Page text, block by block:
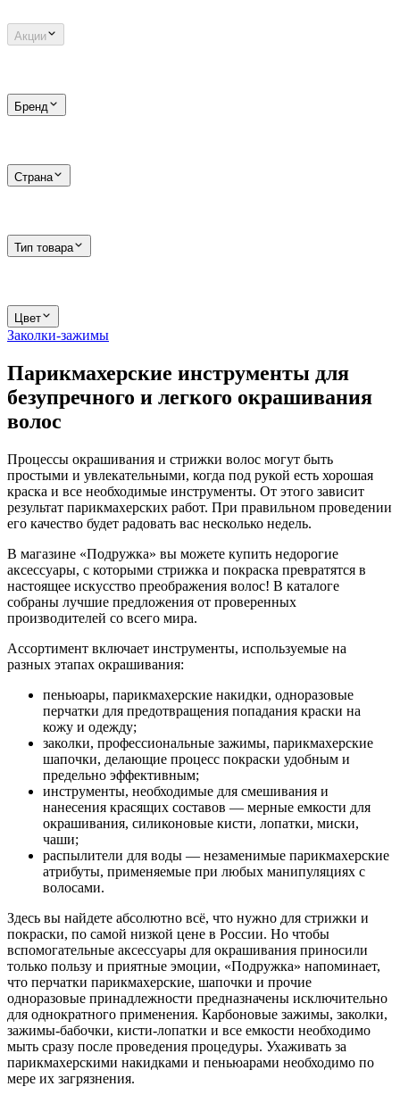
Акции
Бренд
Страна
Тип товара
Цвет
Заколки-зажимы
Парикмахерские инструменты для
безупречного и легкого окрашивания
волос
Процессы окрашивания и стрижки волос могут быть
простыми и увлекательными, когда под рукой есть хорошая
краска и все необходимые инструменты. От этого зависит
результат парикмахерских работ. При правильном проведении
его качество будет радовать вас несколько недель.
В магазине «Подружка» вы можете купить недорогие
аксессуары, с которыми стрижка и покраска превратятся в
настоящее искусство преображения волос! В каталоге
собраны лучшие предложения от проверенных
производителей со всего мира.
Ассортимент включает инструменты, используемые на
разных этапах окрашивания:
пеньюары, парикмахерские накидки, одноразовые
перчатки для предотвращения попадания краски на
кожу и одежду;
заколки, профессиональные зажимы, парикмахерские
шапочки, делающие процесс покраски удобным и
предельно эффективным;
инструменты, необходимые для смешивания и
нанесения красящих составов — мерные емкости для
окрашивания, силиконовые кисти, лопатки, миски,
чаши;
распылители для воды — незаменимые парикмахерские
атрибуты, применяемые при любых манипуляциях с
волосами.
Здесь вы найдете абсолютно всё, что нужно для стрижки и
покраски, по самой низкой цене в России. Но чтобы
вспомогательные аксессуары для окрашивания приносили
только пользу и приятные эмоции, «Подружка» напоминает,
что перчатки парикмахерские, шапочки и прочие
одноразовые принадлежности предназначены исключительно
для однократного применения. Карбоновые зажимы, заколки,
зажимы-бабочки, кисти-лопатки и все емкости необходимо
мыть сразу после проведения процедуры. Ухаживать за
парикмахерскими накидками и пеньюарами необходимо по
мере их загрязнения.